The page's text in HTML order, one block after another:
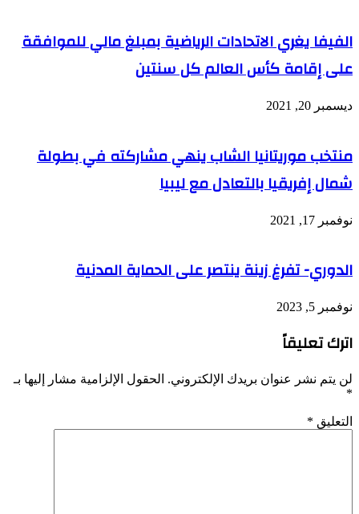
الفيفا يغري الاتحادات الرياضية بمبلغ مالي للموافقة
على إقامة كأس العالم كل سنتين
ديسمبر 20, 2021
منتخب موريتانيا الشاب ينهي مشاركته في بطولة
شمال إفريقيا بالتعادل مع ليبيا
نوفمبر 17, 2021
الدوري- تفرغ زينة ينتصر على الحماية المدنية
نوفمبر 5, 2023
اترك تعليقاً
لن يتم نشر عنوان بريدك الإلكتروني. الحقول الإلزامية مشار إليها بـ
*
التعليق *